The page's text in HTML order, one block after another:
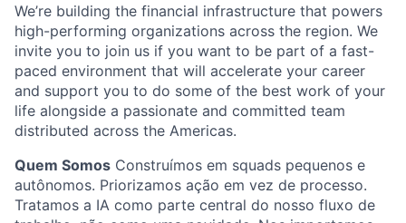
We’re building the financial infrastructure that powers
high-performing organizations across the region. We
invite you to join us if you want to be part of a fast-
paced environment that will accelerate your career
and support you to do some of the best work of your
life alongside a passionate and committed team
distributed across the Americas.
Quem Somos Construímos em squads pequenos e
autônomos. Priorizamos ação em vez de processo.
Tratamos a IA como parte central do nosso fluxo de